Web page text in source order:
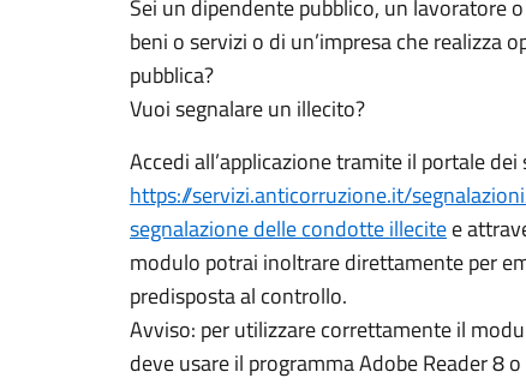
Sei un dipendente pubblico, un lavoratore
beni o servizi o di un’impresa che realizza
pubblica?
Vuoi segnalare un illecito?
Accedi all’applicazione tramite il portale
https://servizi.anticorruzione.it/
segnalazione delle condotte illecitee
modulo potrai inoltrare direttamente per
predisposta al controllo.
Avviso: per utilizzare correttamente il
deve usare il programma Adobe Reader 8